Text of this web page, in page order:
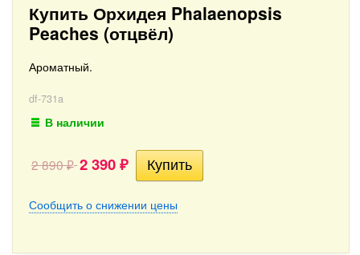
Купить Орхидея Phalaenopsis
Peaches (отцвёл)
Ароматный.
df-731a
В наличии
2 890₽ 2 390 ₽
Сообщить о снижении цены